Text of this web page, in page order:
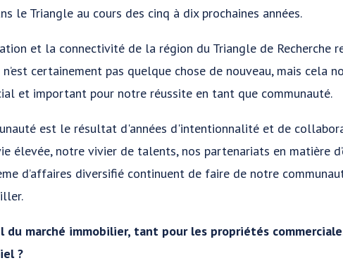
le Triangle au cours des cinq à dix prochaines années.
et la connectivité de la région du Triangle de Recherche
certainement pas quelque chose de nouveau, mais cela
et important pour notre réussite en tant que communauté.
est le résultat d'années d'intentionnalité et de
élevée, notre vivier de talents, nos partenariats en matière
d’affaires diversifié continuent de faire de notre
du marché immobilier, tant pour les propriétés
?